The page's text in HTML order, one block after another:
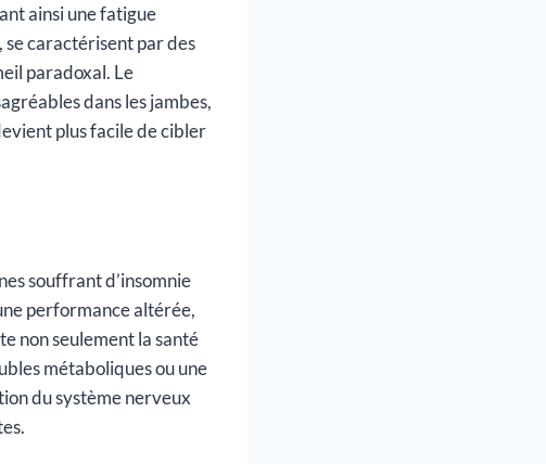
ainsi une fatigue
se caractérisent par des
paradoxal. Le
dans les jambes,
plus facile de cibler
souffrant d’insomnie
performance altérée,
non seulement la santé
métaboliques ou une
du système nerveux